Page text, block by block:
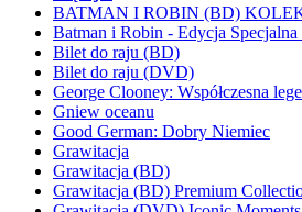
BATMAN I ROBIN (BD)
Batman i Robin - Edycja
Bilet do raju (BD)
Bilet do raju (DVD)
George Clooney: Współczesna
Gniew oceanu
Good German: Dobry Niemiec
Grawitacja
Grawitacja (BD)
Grawitacja (BD) Premium